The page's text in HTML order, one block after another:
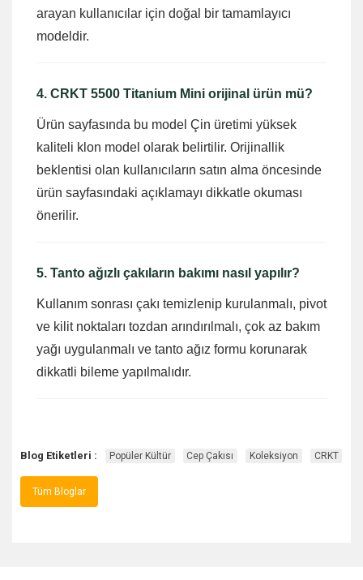
arayan kullanıcılar için doğal bir tamamlayıcı
modeldir.
4. CRKT 5500 Titanium Mini orijinal ürün mü?
Ürün sayfasında bu model Çin üretimi yüksek
kaliteli klon model olarak belirtilir. Orijinallik
beklentisi olan kullanıcıların satın alma öncesinde
ürün sayfasındaki açıklamayı dikkatle okuması
önerilir.
5. Tanto ağızlı çakıların bakımı nasıl yapılır?
Kullanım sonrası çakı temizlenip kurulanmalı, pivot
ve kilit noktaları tozdan arındırılmalı, çok az bakım
yağı uygulanmalı ve tanto ağız formu korunarak
dikkatli bileme yapılmalıdır.
Blog Etiketleri : Popüler Kültür Cep Çakısı Koleksiyon CRKT
Tüm Bloglar